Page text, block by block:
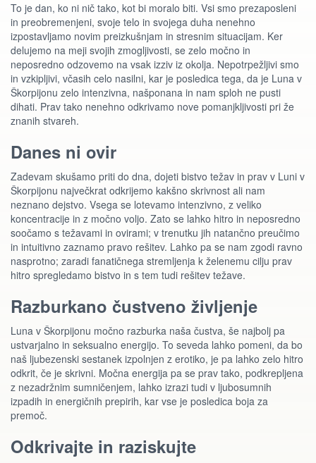
To je dan, ko ni nič tako, kot bi moralo biti. Vsi smo prezaposleni
in preobremenjeni, svoje telo in svojega duha nenehno
izpostavljamo novim preizkušnjam in stresnim situacijam. Ker
delujemo na meji svojih zmogljivosti, se zelo močno in
neposredno odzovemo na vsak izziv iz okolja. Nepotrpežljivi smo
in vzkipljivi, včasih celo nasilni, kar je posledica tega, da je Luna v
Škorpijonu zelo intenzivna, našponana in nam sploh ne pusti
dihati. Prav tako nenehno odkrivamo nove pomanjkljivosti pri že
znanih stvareh.
Danes ni ovir
Zadevam skušamo priti do dna, dojeti bistvo težav in prav v Luni v
Škorpijonu največkrat odkrijemo kakšno skrivnost ali nam
neznano dejstvo. Vsega se lotevamo intenzivno, z veliko
koncentracije in z močno voljo. Zato se lahko hitro in neposredno
soočamo s težavami in ovirami; v trenutku jih natančno preučimo
in intuitivno zaznamo pravo rešitev. Lahko pa se nam zgodi ravno
nasprotno; zaradi fanatičnega stremljenja k želenemu cilju prav
hitro spregledamo bistvo in s tem tudi rešitev težave.
Razburkano čustveno življenje
Luna v Škorpijonu močno razburka naša čustva, še najbolj pa
ustvarjalno in seksualno energijo. To seveda lahko pomeni, da bo
naš ljubezenski sestanek izpolnjen z erotiko, je pa lahko zelo hitro
odkrit, če je skrivni. Močna energija pa se prav tako, podkrepljena
z nezadržnim sumničenjem, lahko izrazi tudi v ljubosumnih
izpadih in energičnih prepirih, kar vse je posledica boja za
premoč.
Odkrivajte in raziskujte